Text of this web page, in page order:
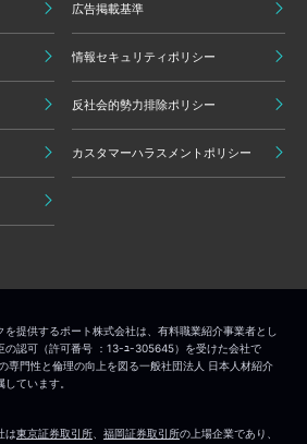
広告掲載基準
情報セキュリティポリシー
反社会的勢力排除ポリシー
カスタマーハラスメントポリシー